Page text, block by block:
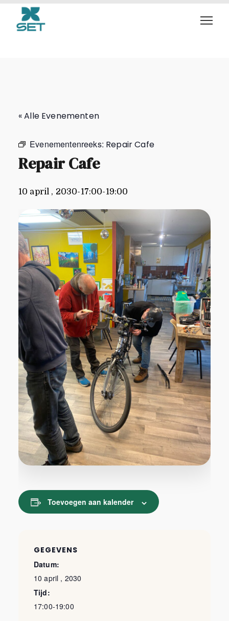
Repair Cafe
« Alle Evenementen
Evenementenreeks: Repair Cafe
Repair Cafe
10 april , 2030-17:00-19:00
Toevoegen aan kalender
GEGEVENS
Datum:
10 april , 2030
Tijd:
17:00-19:00